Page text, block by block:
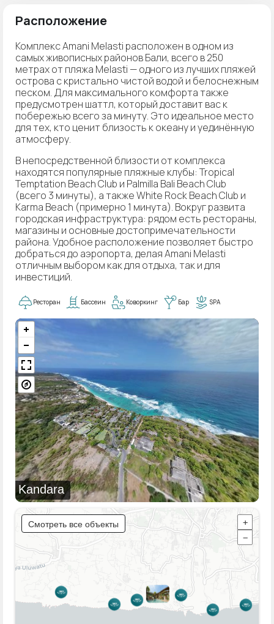
Расположение
Комплекс Amani Melasti расположен в одном из
самых живописных районов Бали, всего в 250
метрах от пляжа Melasti — одного из лучших пляжей
острова с кристально чистой водой и белоснежным
песком. Для максимального комфорта также
предусмотрен шаттл, который доставит вас к
побережью всего за минуту. Это идеальное место
для тех, кто ценит близость к океану и уединённую
атмосферу.
В непосредственной близости от комплекса
находятся популярные пляжные клубы: Tropical
Temptation Beach Club и Palmilla Bali Beach Club
(всего 3 минуты), а также White Rock Beach Club и
Karma Beach (примерно 1 минута). Вокруг развита
городская инфраструктура: рядом есть рестораны,
магазины и основные достопримечательности
района. Удобное расположение позволяет быстро
добраться до аэропорта, делая Amani Melasti
отличным выбором как для отдыха, так и для
инвестиций.
Ресторан Бассеин Коворкинг Бар SPA
Kandara
Смотреть все объекты
+
−